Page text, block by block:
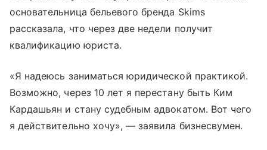
основательница бельевого бренда Skims
рассказала, что через две недели получит
квалификацию юриста.
«Я надеюсь заниматься юридической практикой.
Возможно, через 10 лет я перестану быть Ким
Кардашьян и стану судебным адвокатом. Вот чего
я действительно хочу», — заявила бизнесвумен.